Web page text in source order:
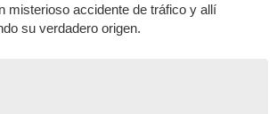
misterioso accidente de tráfico y allí
su verdadero origen.